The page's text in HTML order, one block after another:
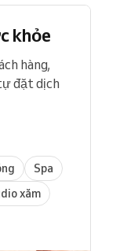
khỏe
hàng,
đặt dịch
Spa
xăm